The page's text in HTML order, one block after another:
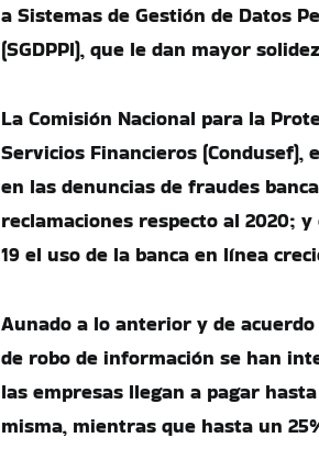
a Sistemas de Gestión de Datos
(SGDPPI), que le dan mayor
La Comisión Nacional para la
Servicios Financieros (Condusef),
en las denuncias de fraudes
reclamaciones respecto al 2020;
19 el uso de la banca en línea
Aunado a lo anterior y de
de robo de información se han
las empresas llegan a pagar
misma, mientras que hasta un